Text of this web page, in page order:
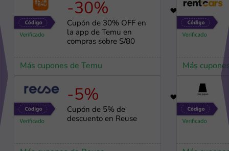
-30%
Cupón de 30% OFF en
la app de Temu en
compras sobre S/80
Más cupones de Temu
-5%
Cupón de 5% de
descuento en Reuse
Más